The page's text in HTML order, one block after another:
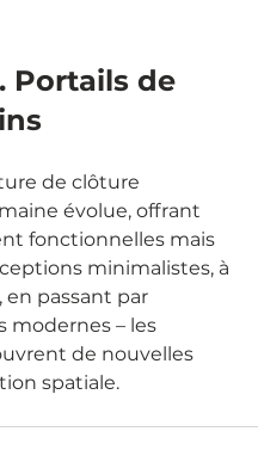
Portails de
de clôture
évolue, offrant
fonctionnelles mais
minimalistes, à
en passant par
modernes – les
de nouvelles
spatiale.